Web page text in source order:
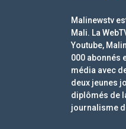
Malinewstv
Mali. La
Youtube,
000 abonnés
média avec
deux jeunes
diplômés de
journalisme